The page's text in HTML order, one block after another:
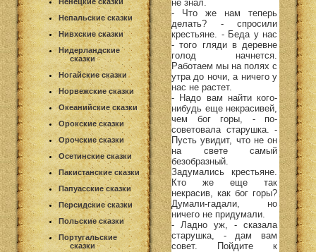
Непальские сказки
Нивхские сказки
Нидерландские
сказки
Ногайские сказки
Норвежские сказки
Океанийские сказки
Орокские сказки
Орочские сказки
Осетинские сказки
Пакистанские сказки
Папуасские сказки
Персидские сказки
Польские сказки
Португальские
сказки
не знал.
- Что же нам теперь
делать? - спросили
крестьяне. - Беда у нас
- того гляди в деревне
голод начнется.
Работаем мы на полях с
утра до ночи, а ничего у
нас не растет.
- Надо вам найти кого-
нибудь еще некрасивей,
чем бог горы, - по-
советовала старушка. -
Пусть увидит, что не он
на свете самый
безобразный.
Задумались крестьяне.
Кто же еще так
некрасив, как бог горы?
Думали-гадали, но
ничего не придумали.
- Ладно уж, - сказала
старушка, - дам вам
совет. Пойдите к